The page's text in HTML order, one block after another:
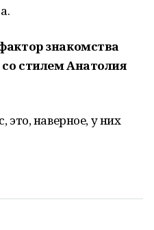
знакомства
стилем Анатолия
наверное, у них